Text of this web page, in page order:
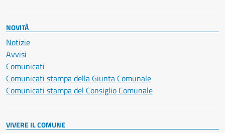
NOVITÀ
Notizie
Avvisi
Comunicati
Comunicati stampa della Giunta Comunale
Comunicati stampa del Consiglio Comunale
VIVERE IL COMUNE